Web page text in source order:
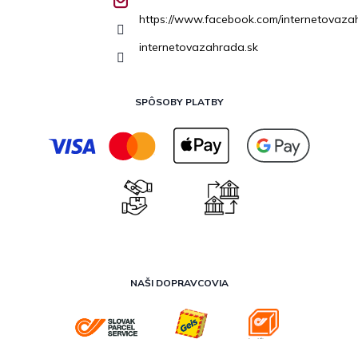
https://www.facebook.com/
internetovazahrada.sk
SPÔSOBY PLATBY
NAŠI DOPRAVCOVIA